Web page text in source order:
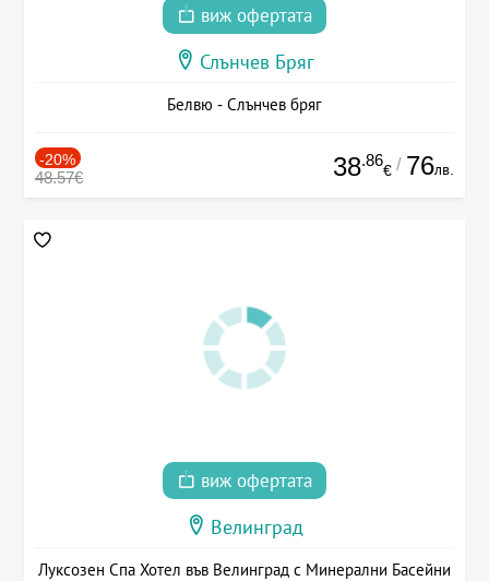
виж офертата
Слънчев Бряг
Белвю - Слънчев бряг
-20%
48.57€ 38.86
€ / 76лв.
виж офертата
Велинград
Луксозен Спа Хотел във Велинград с Минерални Басейни